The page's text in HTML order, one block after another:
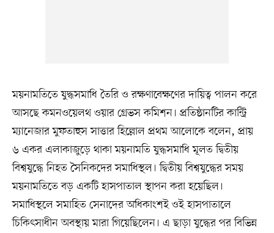
ময়নামতিতে যুদ্ধসমাধি তৈরি ও রক্ষণাবেক্ষণের দায়িত্ব পালন করে
আসছে কমনওয়েলথ ওয়ার গ্রেভস কমিশন। প্রতিষ্ঠানটির কান্ট্রি
ম্যানেজার মুফতাহুস সাত্তার হিল্লোল প্রথম আলোকে বলেন, প্রায়
৬ একর এলাকাজুড়ে থাকা ময়নামতি যুদ্ধসমাধি মূলত দ্বিতীয়
বিশ্বযুদ্ধে নিহত সৈনিকদের সমাধিস্থল। দ্বিতীয় বিশ্বযুদ্ধের সময়
ময়নামতিতে বড় একটি হাসপাতাল স্থাপন করা হয়েছিল।
সমাধিস্থলে সমাহিত সেনাদের অধিকাংশই ওই হাসপাতালে
চিকিৎসাধীন অবস্থায় মারা গিয়েছিলেন। এ ছাড়া যুদ্ধের পর বিভিন্ন